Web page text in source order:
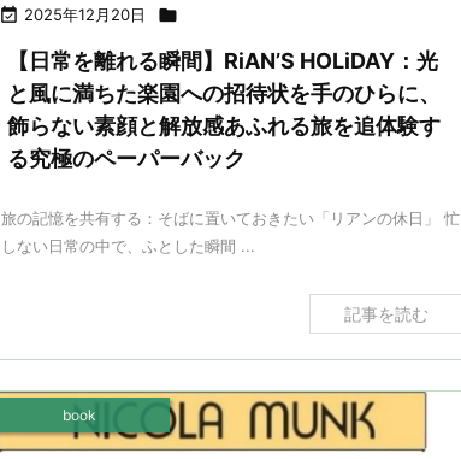
 2025年12月20日 
【日常を離れる瞬間】RiAN’S HOLiDAY：光
と風に満ちた楽園への招待状を手のひらに、
飾らない素顔と解放感あふれる旅を追体験す
る究極のペーパーバック
旅の記憶を共有する：そばに置いておきたい「リアンの休日」 忙
しない日常の中で、ふとした瞬間 ...
記事を読む
book